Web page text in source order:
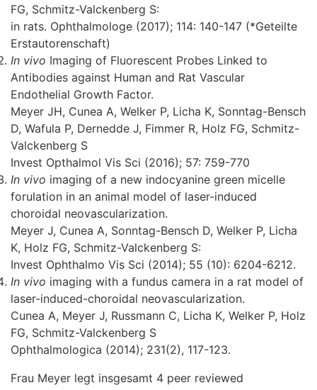
FG, Schmitz-Valckenberg S:
in rats. Ophthalmologe (2017); 114: 140-147 (*Geteilte
Erstautorenschaft)
In vivo Imaging of Fluorescent Probes Linked to
Antibodies against Human and Rat Vascular
Endothelial Growth Factor.
Meyer JH, Cunea A, Welker P, Licha K, Sonntag-Bensch
D, Wafula P, Dernedde J, Fimmer R, Holz FG, Schmitz-
Valckenberg S
Invest Opthalmol Vis Sci (2016); 57: 759-770
In vivo imaging of a new indocyanine green micelle
forulation in an animal model of laser-induced
choroidal neovascularization.
Meyer J, Cunea A, Sonntag-Bensch D, Welker P, Licha
K, Holz FG, Schmitz-Valckenberg S:
Invest Ophthalmo Vis Sci (2014); 55 (10): 6204-6212.
In vivo imaging with a fundus camera in a rat model of
laser-induced-choroidal neovascularization.
Cunea A, Meyer J, Russmann C, Licha K, Welker P, Holz
FG, Schmitz-Valckenberg S
Ophthalmologica (2014); 231(2), 117-123.
Frau Meyer legt insgesamt 4 peer reviewed